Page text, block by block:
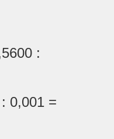
:
0,001 =